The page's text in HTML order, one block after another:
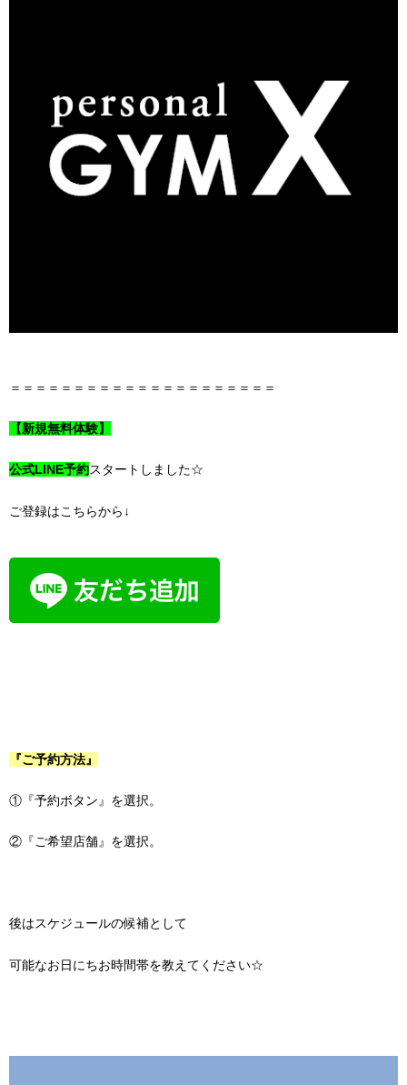
＝＝＝＝＝＝＝＝＝＝＝＝＝＝＝＝＝＝＝＝＝
【新規無料体験】
公式LINE予約スタートしました☆
ご登録はこちらから↓
『ご予約方法』
①『予約ボタン』を選択。
②『ご希望店舗』を選択。
後はスケジュールの候補として
可能なお日にちお時間帯を教えてください☆